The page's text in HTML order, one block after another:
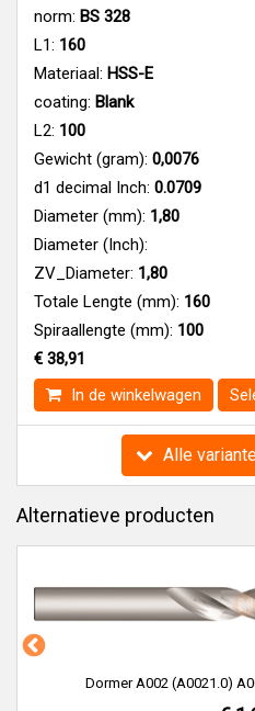
norm: BS 328
L1: 160
Materiaal: HSS-E
coating: Blank
L2: 100
Gewicht (gram): 0,0076
d1 decimal Inch: 0.0709
Diameter (mm): 1,80
Diameter (Inch):
ZV_Diameter: 1,80
Totale Lengte (mm): 160
Spiraallengte (mm): 100
€ 38,91
In de winkelwagen
Alle
Alternatieve producten
Dormer A002 (A0021.0)